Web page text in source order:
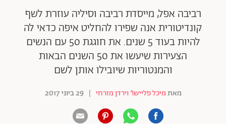
רביבה אפל, מייסדת רביבה וסיליה עוזרת לשף
קונדיטורית אנה שפירו להחליט איפה כדאי לה
להיות בעוד 5 שנים. את חוגגת 50 עם הנשים
הצעירות שיעשו את 50 השנים הבאות
והמנטוריות שיובילו אותן לשם
מאתמיכל פליישרֿ וירדן מזרחי | 29 ביוני 2017